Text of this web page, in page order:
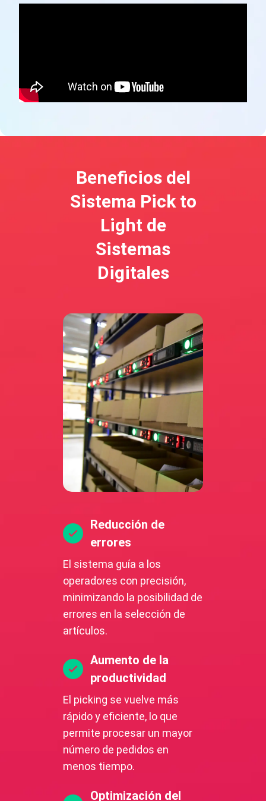
Beneficios del
Sistema Pick to
Light de
Sistemas
Digitales
Reducción de
errores
El sistema guía a los
operadores con precisión,
minimizando la posibilidad de
errores en la selección de
artículos.
Aumento de la
productividad
El picking se vuelve más
rápido y eficiente, lo que
permite procesar un mayor
número de pedidos en
menos tiempo.
Optimización del